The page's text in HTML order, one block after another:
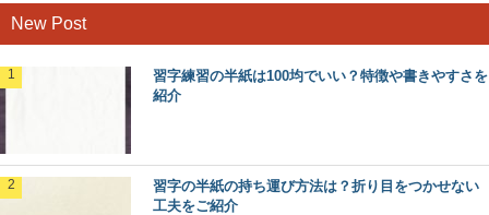
New Post
習字練習の半紙は100均でいい？特徴や書きやすさを
紹介
習字の半紙の持ち運び方法は？折り目をつかせない
工夫をご紹介